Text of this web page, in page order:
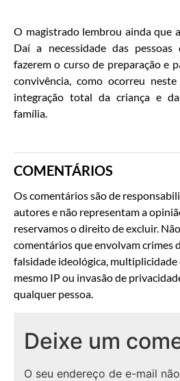
O magistrado lembrou ainda que
Daí a necessidade das
fazerem o curso de preparação e
convivência, como ocorreu
integração total da criança e
família.
COMENTÁRIOS
Os comentários são de
autores e não representam a
reservamos o direito de excluir.
comentários que envolvam crimes
falsidade ideológica, multiplicidade
mesmo IP ou invasão de
qualquer pessoa.
Deixe um
O seu endereço de e-mail